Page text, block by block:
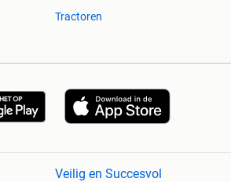
Tractoren
Veilig en Succesvol